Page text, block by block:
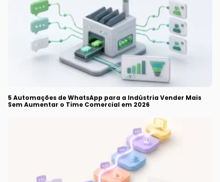
5 Automações de WhatsApp para a Indústria Vender Mais
Sem Aumentar o Time Comercial em 2026